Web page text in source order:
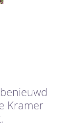
Kramer